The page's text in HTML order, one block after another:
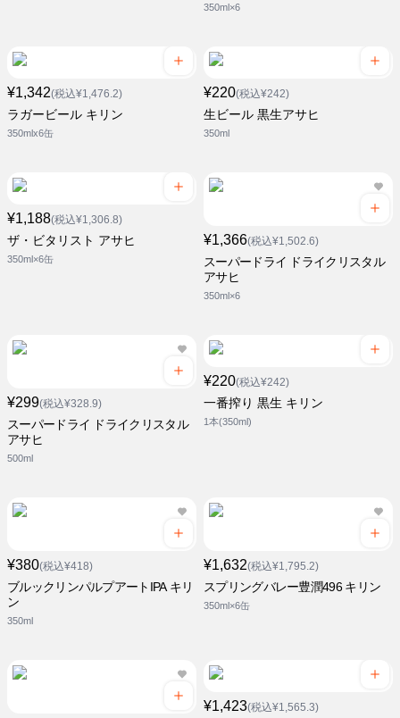
350ml×6
¥1,342(税込¥1,476.2)
ラガービール キリン
350mlx6缶
¥220(税込¥242)
生ビール 黒生アサヒ
350ml
¥1,188(税込¥1,306.8)
ザ・ビタリスト アサヒ
350ml×6缶
¥1,366(税込¥1,502.6)
スーパードライ ドライクリスタル
アサヒ
350ml×6
¥299(税込¥328.9)
スーパードライ ドライクリスタル
アサヒ
500ml
¥220(税込¥242)
一番搾り 黒生 キリン
1本(350ml)
¥380(税込¥418)
ブルックリンパルプアートIPA キリ
ン
350ml
¥1,632(税込¥1,795.2)
スプリングバレー豊潤496 キリン
350ml×6缶
¥1,423(税込¥1,565.3)